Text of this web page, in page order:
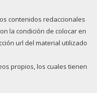
contenidos redaccionales
la condición de colocar en
url del material utilizado
propios, los cuales tienen